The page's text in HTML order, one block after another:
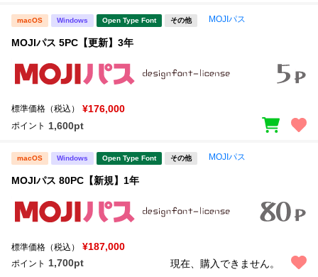
macOS Windows Open Type Font その他 MOJIパス
MOJIパス 5PC【更新】3年
標準価格（税込） ¥176,000
ポイント 1,600pt
macOS Windows Open Type Font その他 MOJIパス
MOJIパス 80PC【新規】1年
標準価格（税込） ¥187,000
ポイント 1,700pt 現在、購入できません。